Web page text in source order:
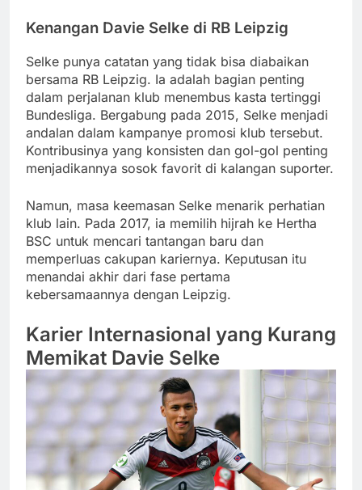
Kenangan Davie Selke di RB Leipzig
Selke punya catatan yang tidak bisa diabaikan
bersama RB Leipzig. Ia adalah bagian penting
dalam perjalanan klub menembus kasta tertinggi
Bundesliga. Bergabung pada 2015, Selke menjadi
andalan dalam kampanye promosi klub tersebut.
Kontribusinya yang konsisten dan gol-gol penting
menjadikannya sosok favorit di kalangan suporter.
Namun, masa keemasan Selke menarik perhatian
klub lain. Pada 2017, ia memilih hijrah ke Hertha
BSC untuk mencari tantangan baru dan
memperluas cakupan kariernya. Keputusan itu
menandai akhir dari fase pertama
kebersamaannya dengan Leipzig.
Karier Internasional yang Kurang
Memikat Davie Selke